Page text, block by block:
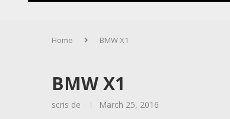
Home BMW X1
BMW X1
scris de March 25, 2016